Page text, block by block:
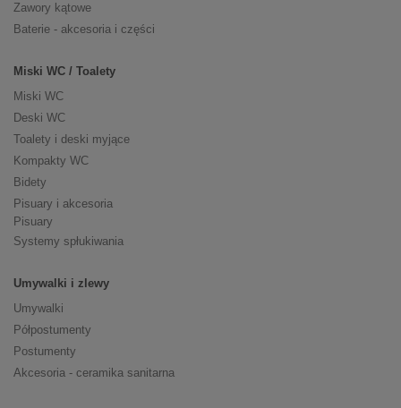
Zawory kątowe
Baterie - akcesoria i części
Miski WC / Toalety
Miski WC
Deski WC
Toalety i deski myjące
Kompakty WC
Bidety
Pisuary i akcesoria
Pisuary
Systemy spłukiwania
Umywalki i zlewy
Umywalki
Półpostumenty
Postumenty
Akcesoria - ceramika sanitarna